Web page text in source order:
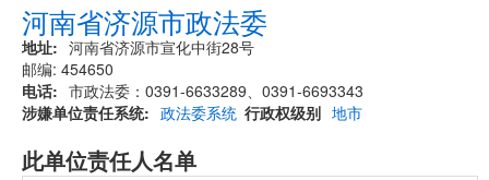
河南省济源市政法委
地址
河南省济源市宣化中街28号
邮编: 454650
电话
市政法委：0391-6633289、0391-6693343
涉嫌单位责任系统
政法委系统 行政权级别 地市
此单位责任人名单